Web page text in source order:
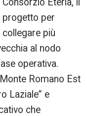
progetto per
collegare più
al nodo
operativa.
Romano Est
Laziale” e
che